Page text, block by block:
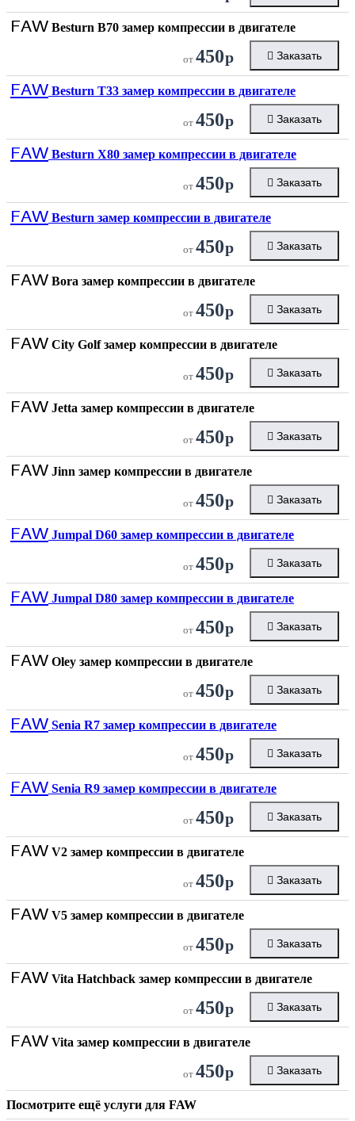
FAW Besturn B70 замер компрессии в двигателе
от 450р Заказать
FAW Besturn T33 замер компрессии в двигателе
от 450р Заказать
FAW Besturn X80 замер компрессии в двигателе
от 450р Заказать
FAW Besturn замер компрессии в двигателе
от 450р Заказать
FAW Bora замер компрессии в двигателе
от 450р Заказать
FAW City Golf замер компрессии в двигателе
от 450р Заказать
FAW Jetta замер компрессии в двигателе
от 450р Заказать
FAW Jinn замер компрессии в двигателе
от 450р Заказать
FAW Jumpal D60 замер компрессии в двигателе
от 450р Заказать
FAW Jumpal D80 замер компрессии в двигателе
от 450р Заказать
FAW Oley замер компрессии в двигателе
от 450р Заказать
FAW Senia R7 замер компрессии в двигателе
от 450р Заказать
FAW Senia R9 замер компрессии в двигателе
от 450р Заказать
FAW V2 замер компрессии в двигателе
от 450р Заказать
FAW V5 замер компрессии в двигателе
от 450р Заказать
FAW Vita Hatchback замер компрессии в двигателе
от 450р Заказать
FAW Vita замер компрессии в двигателе
от 450р Заказать
Посмотрите ещё услуги для FAW